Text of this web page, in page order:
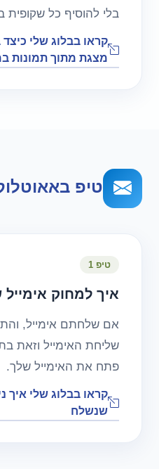
בלי להוסיף כל שקופית
קראו בבלוג שלי כיצד
מצגת מתוך תמונות
טיפ באאוטלוק
איך למחוק אימייל
אם שלחתם אימייל,
שליחת האימייל וזאת
פתח את האימייל שלך.
קראו בבלוג שלי איך
שנשלח